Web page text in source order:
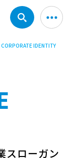
CORPORATE IDENTITY
スローガン